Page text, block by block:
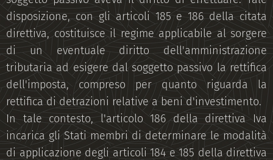
disposizione, con gli articoli 185 e 186 della citata
direttiva, costituisce il regime applicabile al sorgere
di un eventuale diritto dell'amministrazione
tributaria ad esigere dal soggetto passivo la rettifica
dell'imposta, compreso per quanto riguarda la
rettifica di detrazioni relative a beni d'investimento.
In tale contesto, l'articolo 186 della direttiva Iva
incarica gli Stati membri di determinare le modalità
di applicazione degli articoli 184 e 185 della direttiva